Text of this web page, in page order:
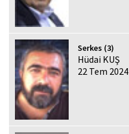
Serkes (3)
Hüdai KUŞ
22 Tem 2024